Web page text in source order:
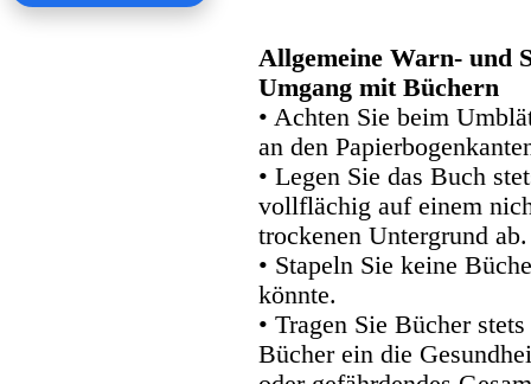
Allgemeine Warn- und
Umgang mit Büchern
• Achten Sie beim
an den
• Legen Sie das Buch
vollflächig auf einem
trockenen Untergrund ab.
• Stapeln Sie keine
könnte.
• Tragen Sie Bücher
Bücher ein die